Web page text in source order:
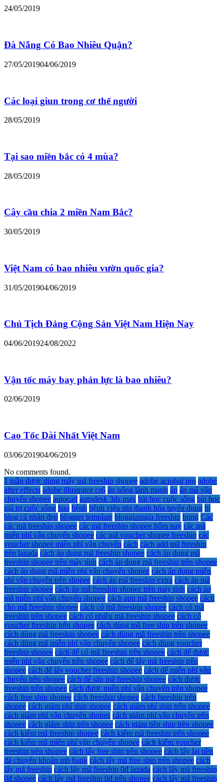
24/05/2019
Đà Nẵng Có Bao Nhiêu Quận?
27/05/201904/06/2019
Các loại giun trong cơ thể người
28/05/2019
Tại sao miền bắc có 4 mùa?
28/05/2019
Cây cầu chia 2 miền Nam Bắc?
30/05/2019
Việt Nam có bao nhiêu vườn quốc gia?
31/05/201904/06/2019
Chủ Tịch Đảng Cộng Sản Việt Nam Hiện Nay
04/06/201924/08/2022
Vận tốc máy bay phản lực là bao nhiêu?
02/06/2019
Cao Tốc Dài Nhất Việt Nam
03/06/201904/06/2019
No comments found.
1 tuần được dùng mấy mã freeship shopee adobe acrobat pro adobe
after effects adobe illustrator cs6 ăn uống lành mạnh áp áp mã vận
chuyển shopee autocad autodesk 3ds max bài học cuộc sống bài học
giá trị cuộc sống bao bệnh bệnh viện nhi thanh hóa tuyển dụng bị
blog cá nhân đẹp blogger template bloggiamgia freeship bụng Các
các mã freeship shopee các mã freeship shopee hôm nay các mã
miễn phí vận chuyển shopee các mã voucher shopee freeship các
voucher shopee miễn phí vận chuyển cách cách add mã freeship
trên lazada cách áp dụng mã freeship shopee cách áp dụng mã
freeship shopee trên máy tính cách áp dụng mã freeship trên shopee
cách áp dụng mã miễn phí vận chuyển shopee cách áp dụng miễn
phí vận chuyển trên shopee cách áp mã freeship extra cách áp mã
freeship shopee cách áp mã freeship shopee trên máy tính cách áp
mã miễn phí vận chuyển shopee cách app mã freeship shopee cách
cho mã freeship shopee cách có mã freeship shopee cách có mã
freeship trên shopee cách có nhiều mã freeship shopee cách có
voucher freeship trên shopee cách dùng mã free ship trên shopee
cách dùng mã freeship shopee cách dùng mã freeship trên shopee
cách dùng mã miễn phí vận chuyển shopee cách dùng voucher
freeship shopee cách để có mã freeship trên shopee cách để được
miễn phí vận chuyển trên shopee cách để lấy mã freeship trên
shopee cách để lấy voucher freeship shopee cách để miễn phí vận
chuyển trên shopee cách để săn mã freeship shopee cách được
freeship trên shopee cách được miễn phí vận chuyển trên shopee
cách free ship shopee cách freeship shopee cách freeship trên
shopee cách giảm phí ship shopee cách giảm phí ship trên shopee
cách giảm phí vận chuyển shopee cách giảm phí vận chuyển trên
shopee cách giảm ship trên shopee cách giảm tiền ship trên shopee
cách kiếm mã freeship shopee cách kiếm mã freeship trên shopee
cách kiếm mã miễn phí vận chuyển shopee cách kiếm voucher
freeship trên shopee cách lấy free ship trên shopee cách lấy lại tiền
đã chuyển khoản mb bank cách lấy mã free ship trên shopee cách
lấy mã freeship cách lấy mã freeship 0đ lazada cách lấy mã freeship
0đ shopee cách lấy mã freeship 0đ trên shopee cách lấy mã freeship